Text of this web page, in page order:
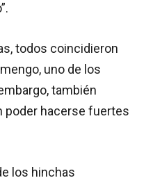
todos coincidieron
uno de los
también
poder hacerse fuertes
los hinchas